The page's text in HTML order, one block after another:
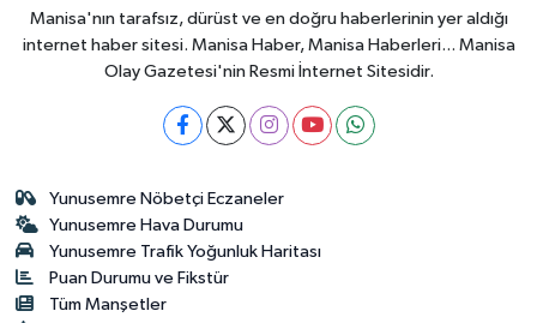
Manisa'nın tarafsız, dürüst ve en doğru haberlerinin yer aldığı
internet haber sitesi. Manisa Haber, Manisa Haberleri... Manisa
Olay Gazetesi'nin Resmi İnternet Sitesidir.
Yunusemre Nöbetçi Eczaneler
Yunusemre Hava Durumu
Yunusemre Trafik Yoğunluk Haritası
Puan Durumu ve Fikstür
Tüm Manşetler